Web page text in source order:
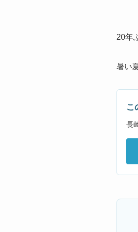
20年
暑い
こ
長